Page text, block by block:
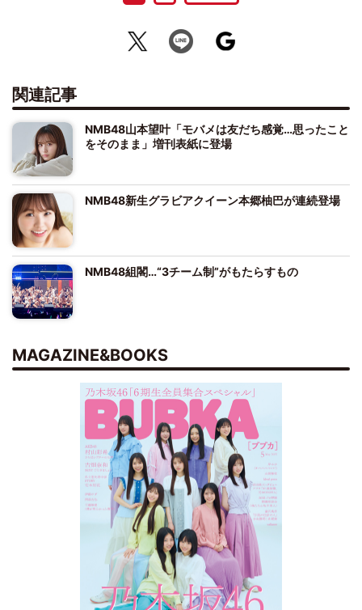
関連記事
NMB48山本望叶「モバメは友だち感覚…思ったこと
をそのまま」増刊表紙に登場
NMB48新生グラビアクイーン本郷柚巴が連続登場
NMB48組閣…“3チーム制”がもたらすもの
MAGAZINE&BOOKS